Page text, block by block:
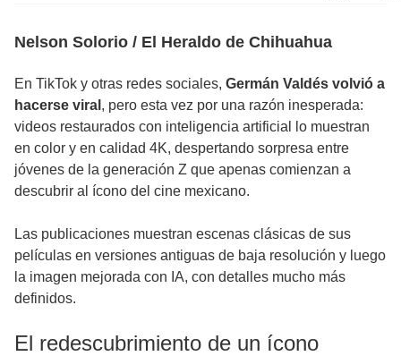
Nelson Solorio / El Heraldo de Chihuahua
En TikTok y otras redes sociales, Germán Valdés volvió a
hacerse viral , pero esta vez por una razón inesperada:
videos restaurados con inteligencia artificial lo muestran
en color y en calidad 4K, despertando sorpresa entre
jóvenes de la generación Z que apenas comienzan a
descubrir al ícono del cine mexicano.
Las publicaciones muestran escenas clásicas de sus
películas en versiones antiguas de baja resolución y luego
la imagen mejorada con IA, con detalles mucho más
definidos.
El redescubrimiento de un ícono